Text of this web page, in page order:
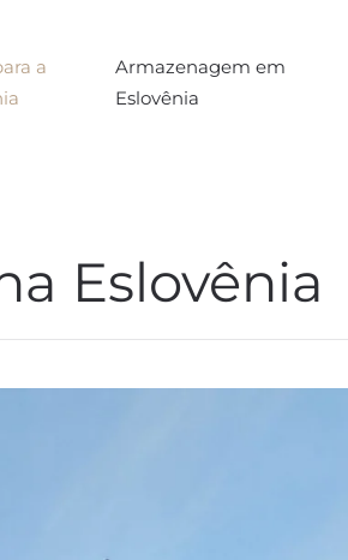
a
Armazenagem em
Eslovênia
Eslovênia